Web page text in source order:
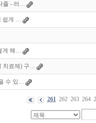
졸 - 러…
쉽게 …
게 해…
치료제) 구…
수 있…
261 262 263 264